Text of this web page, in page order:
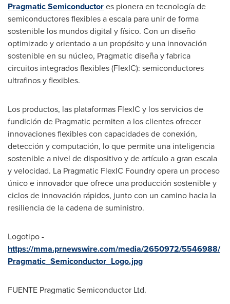
Pragmatic Semiconductores pionera en tecnología de
semiconductores flexibles a escala para unir de forma
sostenible los mundos digital y físico. Con un diseño
optimizado y orientado a un propósito y una innovación
sostenible en su núcleo, Pragmatic diseña y fabrica
circuitos integrados flexibles (FlexIC): semiconductores
ultrafinos y flexibles.
Los productos, las plataformas FlexIC y los servicios de
fundición de Pragmatic permiten a los clientes ofrecer
innovaciones flexibles con capacidades de conexión,
detección y computación, lo que permite una inteligencia
sostenible a nivel de dispositivo y de artículo a gran escala
y velocidad. La Pragmatic FlexIC Foundry opera un proceso
único e innovador que ofrece una producción sostenible y
ciclos de innovación rápidos, junto con un camino hacia la
resiliencia de la cadena de suministro.
Logotipo -
https://mma.prnewswire.com/media/2650972/5546988/
Pragmatic_Semiconductor_Logo.jpg
FUENTE Pragmatic Semiconductor Ltd.